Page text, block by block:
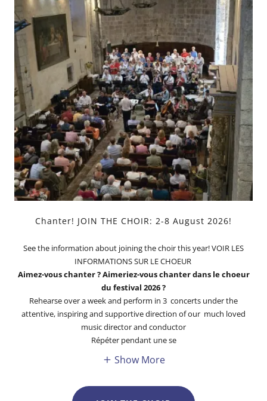
Chanter! JOIN THE CHOIR: 2-8 August 2026!
See the information about joining the choir this year! VOIR LES
INFORMATIONS SUR LE CHOEUR
Aimez-vous chanter ? Aimeriez-vous chanter dans le choeur
du festival 2026 ?
Rehearse over a week and perform in 3 concerts under the
attentive, inspiring and supportive direction of our much loved
music director and conductor
Répéter pendant une se
Show More